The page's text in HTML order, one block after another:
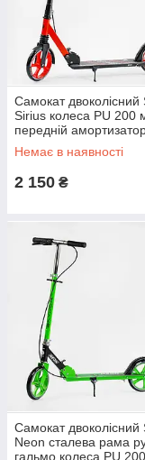
Самокат двоколісний
Sirius колеса PU 200
передній
гальмо червоний
Немає в наявності
2 150 ₴
Самокат двоколісний
Neon сталева рама
гальмо колеса PU